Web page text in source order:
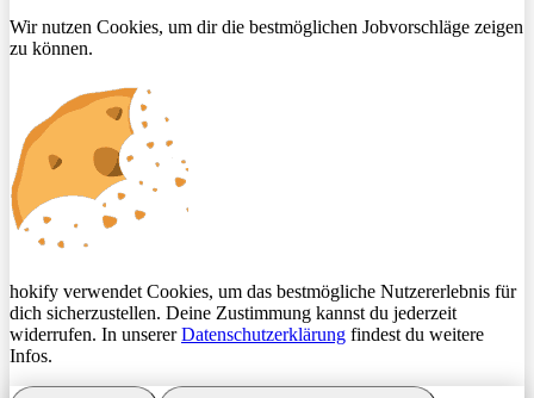
Wir nutzen Cookies, um dir die bestmöglichen Jobvorschläge zeigen
zu können.
hokify verwendet Cookies, um das bestmögliche Nutzererlebnis für
dich sicherzustellen. Deine Zustimmung kannst du jederzeit
widerrufen. In unsererDatenschutzerklärung findest du weitere
Infos.